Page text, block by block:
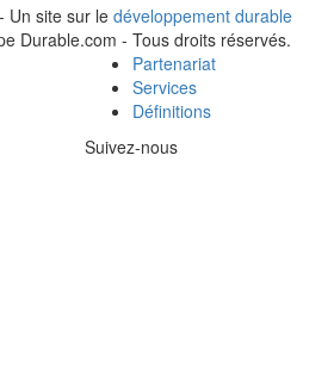
Un site sur le développement durable
Durable.com - Tous droits réservés.
Partenariat
Services
Définitions
Suivez-nous